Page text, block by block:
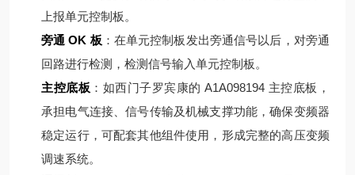
上报单元控制板。
旁通 OK 板 ：在单元控制板发出旁通信号以后，对旁通
回路进行检测，检测信号输入单元控制板。
主控底板 ：如西门子罗宾康的 A1A098194 主控底板，
承担电气连接、信号传输及机械支撑功能，确保变频器
稳定运行，可配套其他组件使用，形成完整的高压变频
调速系统。